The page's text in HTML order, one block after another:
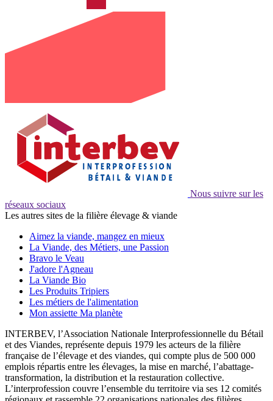
Nous suivre sur les
réseaux sociaux
Les autres sites de la filière élevage & viande
Aimez la viande, mangez en mieux
La Viande, des Métiers, une Passion
Bravo le Veau
J'adore l'Agneau
La Viande Bio
Les Produits Tripiers
Les métiers de l'alimentation
Mon assiette Ma planète
INTERBEV, l’Association Nationale Interprofessionnelle du Bétail
et des Viandes, représente depuis 1979 les acteurs de la filière
française de l’élevage et des viandes, qui compte plus de 500 000
emplois répartis entre les élevages, la mise en marché, l’abattage-
transformation, la distribution et la restauration collective.
L’interprofession couvre l’ensemble du territoire via ses 12 comités